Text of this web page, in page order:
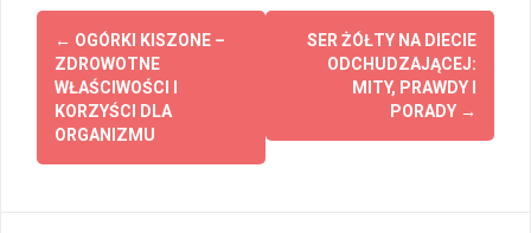
Post
navigation
← OGÓRKI KISZONE –
ZDROWOTNE
WŁAŚCIWOŚCI I
KORZYŚCI DLA
ORGANIZMU
SER ŻÓŁTY NA DIECIE
ODCHUDZAJĄCEJ:
MITY, PRAWDY I
PORADY →